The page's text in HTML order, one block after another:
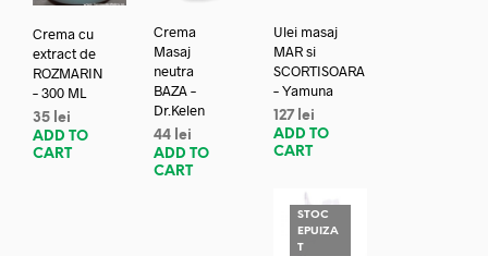
Crema cu
extract de
ROZMARIN
– 300 ML
35 lei
ADD TO
CART
Crema
Masaj
neutra
BAZA –
Dr.Kelen
44 lei
ADD TO
CART
Ulei masaj
MAR si
SCORTISOARA
– Yamuna
127 lei
ADD TO
CART
STOC
EPUIZA
T